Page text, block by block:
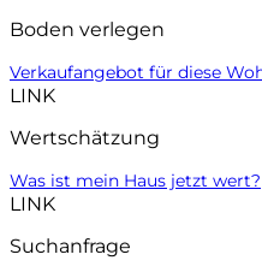
Boden verlegen
Verkaufangebot für diese
LINK
Wertschätzung
Was ist mein Haus jetzt wert?
LINK
Suchanfrage